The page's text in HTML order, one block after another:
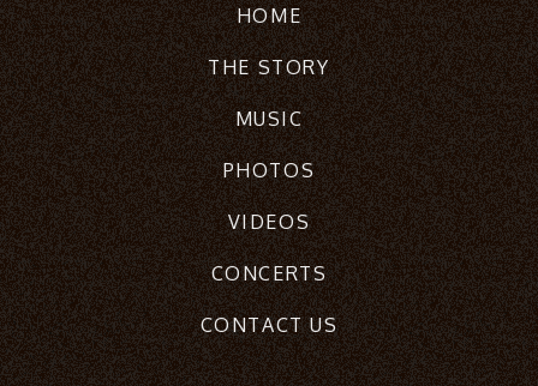
HOME
THE STORY
MUSIC
PHOTOS
VIDEOS
CONCERTS
CONTACT US